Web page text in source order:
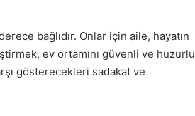
bağlıdır. Onlar için aile, hayatın
ev ortamını güvenli ve huzurlu
gösterecekleri sadakat ve